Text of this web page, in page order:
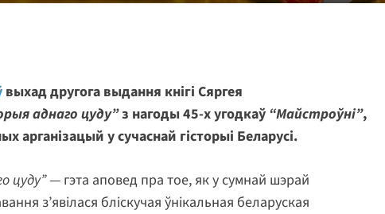
выхад другога выдання кнігі Сяргея
аднаго цуду”з нагоды 45-х угодкаў “Майстроўні”,
у сучаснай гісторыі Беларусі.
цуду”— гэта аповед пра тое, як у сумнай шэрай
з’явілася бліскучая ўнікальная беларуская